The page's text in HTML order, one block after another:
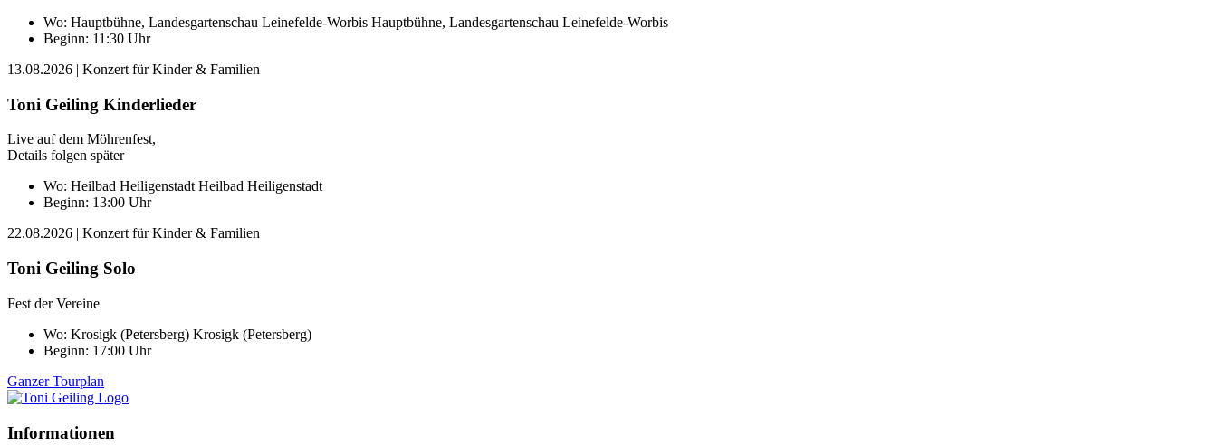
Wo: Hauptbühne, Landesgartenschau Leinefelde-Worbis Hauptbühne, Landesgartenschau Leinefelde-Worbis
Beginn: 11:30 Uhr
13.08.2026 | Konzert für Kinder & Familien
Toni Geiling Kinderlieder
Live auf dem Möhrenfest,
Details folgen später
Wo: Heilbad Heiligenstadt Heilbad Heiligenstadt
Beginn: 13:00 Uhr
22.08.2026 | Konzert für Kinder & Familien
Toni Geiling Solo
Fest der Vereine
Wo: Krosigk (Petersberg) Krosigk (Petersberg)
Beginn: 17:00 Uhr
Ganzer Tourplan
Informationen